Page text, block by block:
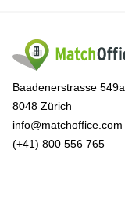
Baadenerstrasse 549a
8048 Zürich
info@matchoffice.com
(+41) 800 556 765